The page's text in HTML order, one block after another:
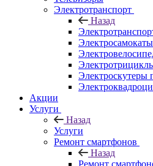
Электротранспорт
Назад
Электроскутеры
Акции
Услуги
Назад
Услуги
Ремонт смартфонов
Назад
Ремонт